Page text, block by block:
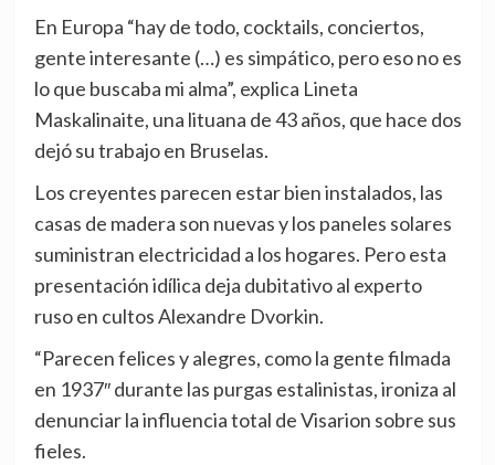
En Europa “hay de todo, cocktails, conciertos,
gente interesante (…) es simpático, pero eso no es
lo que buscaba mi alma”, explica Lineta
Maskalinaite, una lituana de 43 años, que hace dos
dejó su trabajo en Bruselas.
Los creyentes parecen estar bien instalados, las
casas de madera son nuevas y los paneles solares
suministran electricidad a los hogares. Pero esta
presentación idílica deja dubitativo al experto
ruso en cultos Alexandre Dvorkin.
“Parecen felices y alegres, como la gente filmada
en 1937″ durante las purgas estalinistas, ironiza al
denunciar la influencia total de Visarion sobre sus
fieles.